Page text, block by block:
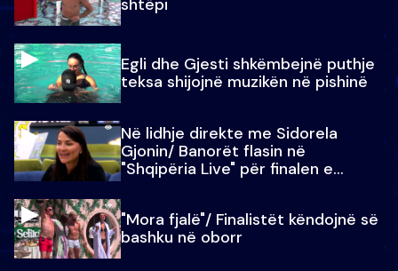
Egli dhe Gjesti shkëmbejnë puthje
teksa shijojnë muzikën në pishinë
Në lidhje direkte me Sidorela
Gjonin/ Banorët flasin në
"Shqipëria Live" për finalen e
"Mora fjalë"/ Finalistët këndojnë së
bashku në oborr